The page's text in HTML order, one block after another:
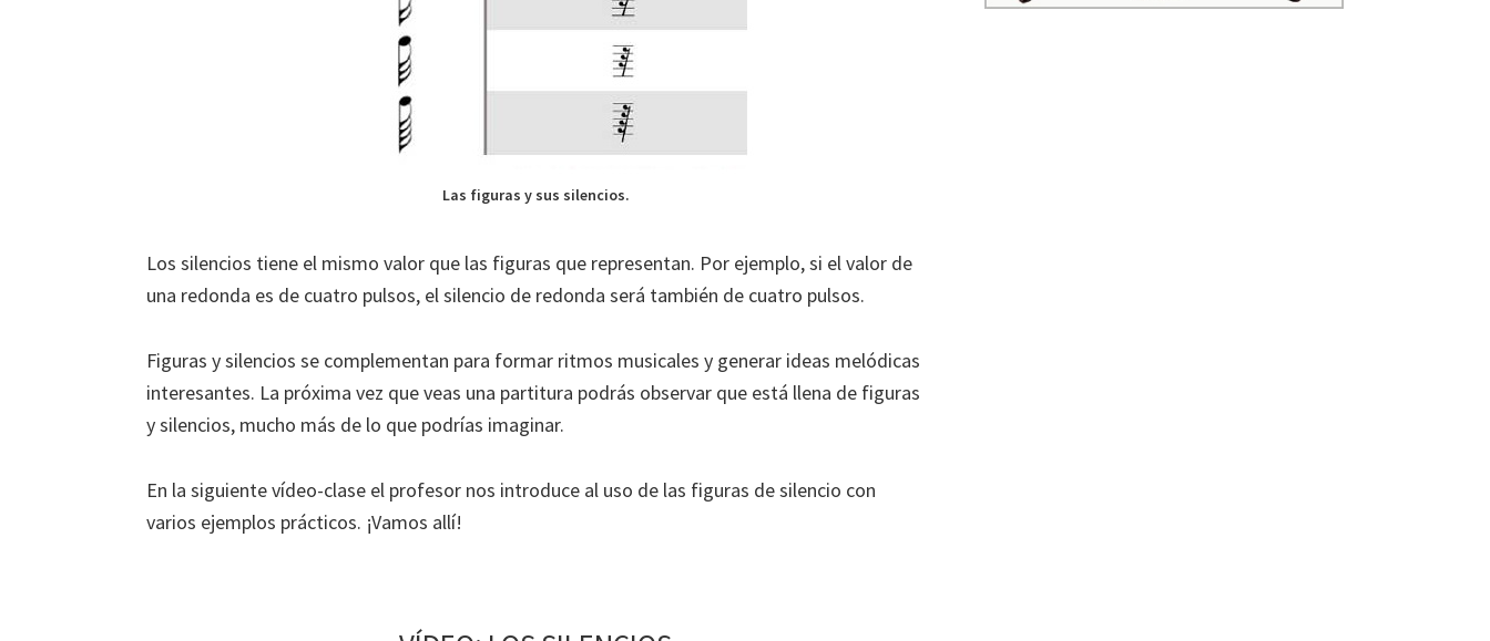
Las figuras y sus silencios.
Los silencios tiene el mismo valor que las figuras que representan. Por ejemplo, si el valor de
una redonda es de cuatro pulsos, el silencio de redonda será también de cuatro pulsos.
Figuras y silencios se complementan para formar ritmos musicales y generar ideas melódicas
interesantes. La próxima vez que veas una partitura podrás observar que está llena de figuras
y silencios, mucho más de lo que podrías imaginar.
En la siguiente vídeo-clase el profesor nos introduce al uso de las figuras de silencio con
varios ejemplos prácticos. ¡Vamos allí!